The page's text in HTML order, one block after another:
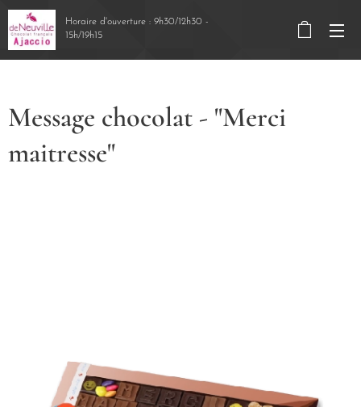
Horaire d'ouverture : 9h30/12h30 -
15h/19h15
Message chocolat - "Merci
maitresse"